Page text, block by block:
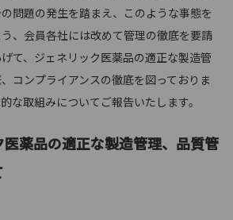
問題の発生を踏まえ、このような事態を
、会員各社には改めて管理の徹底を要請
て、ジェネリック医薬品の適正な製造管
コンプライアンスの徹底を図っておりま
な取組みについてご報告いたします。
薬品の適正な製造管理、品質管